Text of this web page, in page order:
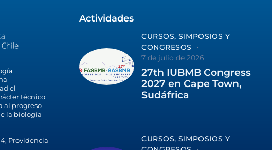
el
técnico
al progreso
la biología
Providencia
Actividades
CURSOS, SIMPOSIOS Y
CONGRESOS
7 de julio de 2026
27th IUBMB Congress
2027 en Cape Town,
Sudáfrica
CURSOS, SIMPOSIOS Y